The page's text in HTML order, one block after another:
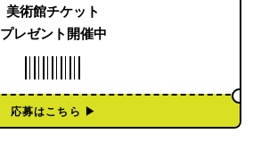
美術館チケット
プレゼント開催中
応募はこちら ▶︎